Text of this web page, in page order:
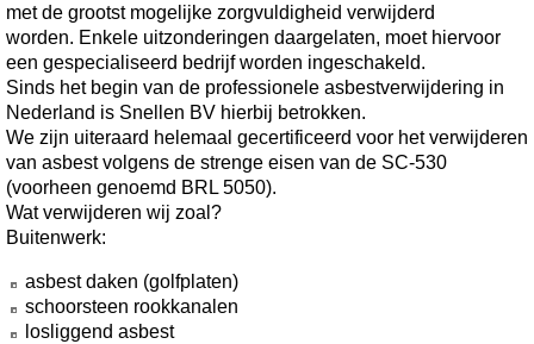
met de grootst mogelijke zorgvuldigheid verwijderd
worden. Enkele uitzonderingen daargelaten, moet hiervoor
een gespecialiseerd bedrijf worden ingeschakeld.
Sinds het begin van de professionele asbestverwijdering in
Nederland is Snellen BV hierbij betrokken.
We zijn uiteraard helemaal gecertificeerd voor het verwijderen
van asbest volgens de strenge eisen van de SC-530
(voorheen genoemd BRL 5050).
Wat verwijderen wij zoal?
Buitenwerk:
asbest daken (golfplaten)
schoorsteen rookkanalen
losliggend asbest